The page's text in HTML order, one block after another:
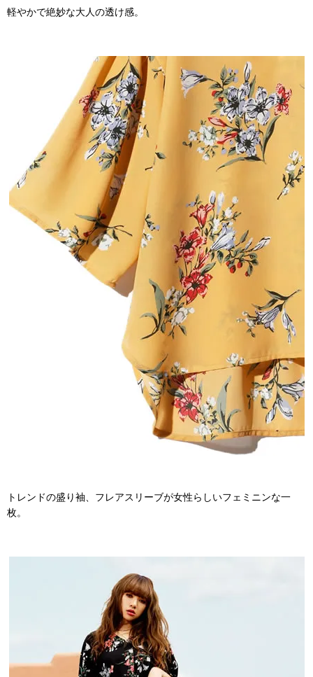
軽やかで絶妙な大人の透け感。
トレンドの盛り袖、フレアスリーブが女性らしいフェミニンな一
枚。